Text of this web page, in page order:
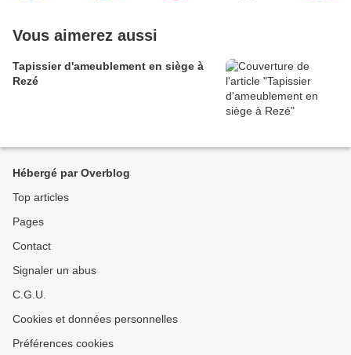
Vous aimerez aussi
Tapissier d'ameublement en siège à
Rezé
Hébergé par Overblog
Top articles
Pages
Contact
Signaler un abus
C.G.U.
Cookies et données personnelles
Préférences cookies